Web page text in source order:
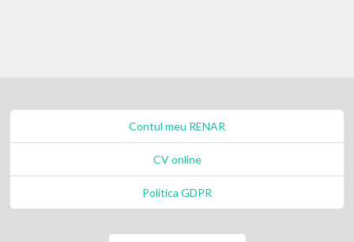
Contul meu RENAR
CV online
Politica GDPR